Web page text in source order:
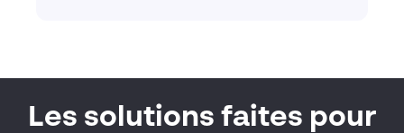
Les solutions faites pour